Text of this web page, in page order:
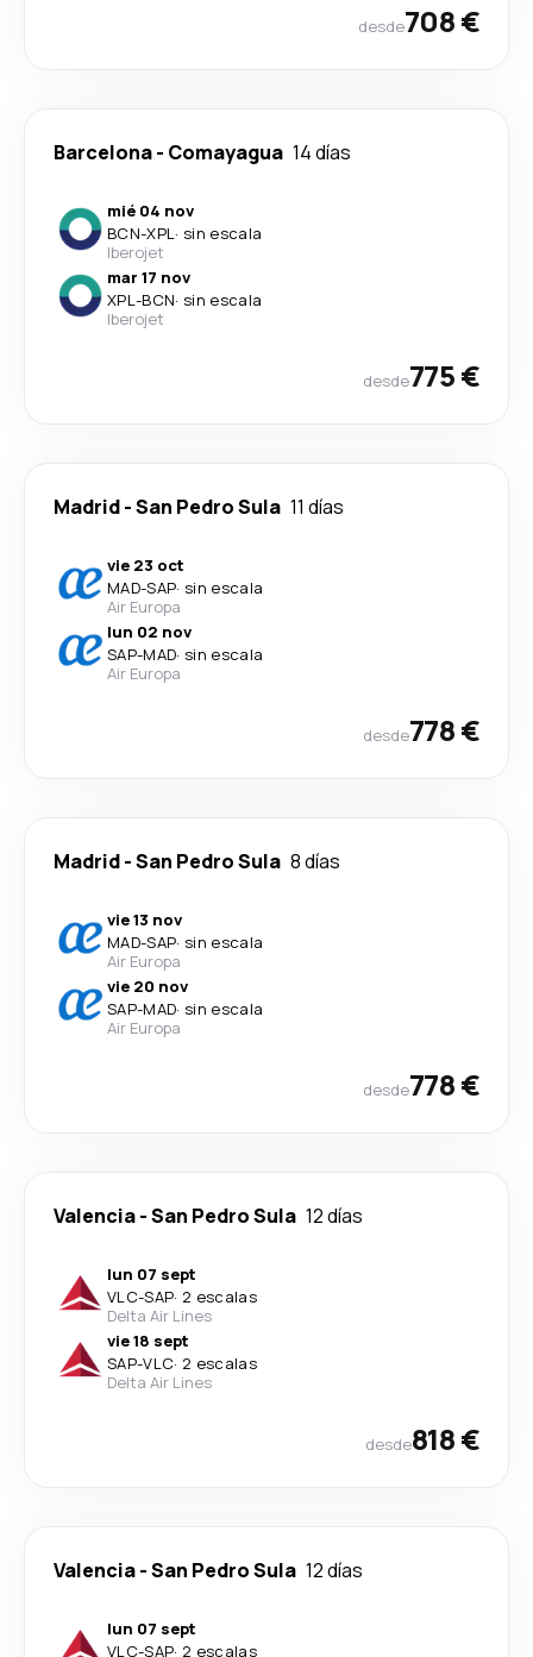
desde708 €
Barcelona- Comayagua 14 días
mié 04 nov
BCN-XPL· sin escala
Iberojet
mar 17 nov
XPL-BCN· sin escala
Iberojet
desde775 €
Madrid-San Pedro Sula 11 días
vie 23 oct
MAD-SAP· sin escala
Air Europa
lun 02 nov
SAP-MAD· sin escala
Air Europa
desde778 €
Madrid-San Pedro Sula 8 días
vie 13 nov
MAD-SAP· sin escala
Air Europa
vie 20 nov
SAP-MAD· sin escala
Air Europa
desde778 €
Valencia-San Pedro Sula 12 días
lun 07 sept
VLC-SAP· 2 escalas
Delta Air Lines
vie 18 sept
SAP-VLC· 2 escalas
Delta Air Lines
desde818 €
Valencia-San Pedro Sula 12 días
lun 07 sept
VLC-SAP· 2 escalas